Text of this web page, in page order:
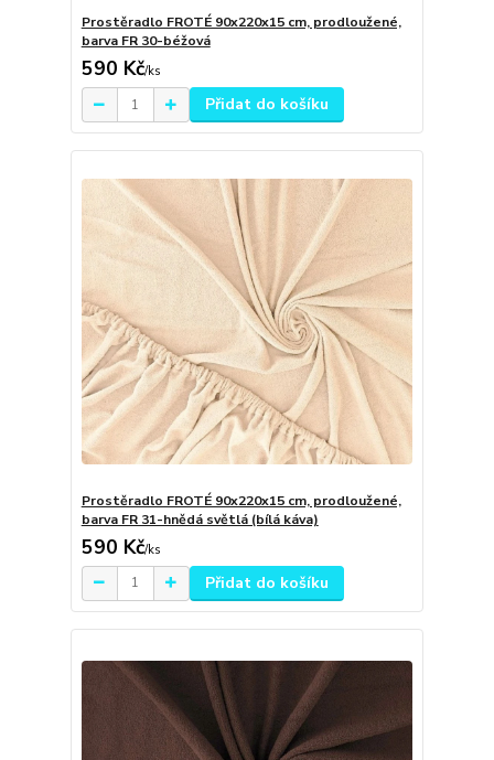
Prostěradlo FROTÉ 90x220x15 cm, prodloužené,
barva FR 30-béžová
590 Kč/ks
Přidat do košíku
Prostěradlo FROTÉ 90x220x15 cm, prodloužené,
barva FR 31-hnědá světlá (bílá káva)
590 Kč/ks
Přidat do košíku